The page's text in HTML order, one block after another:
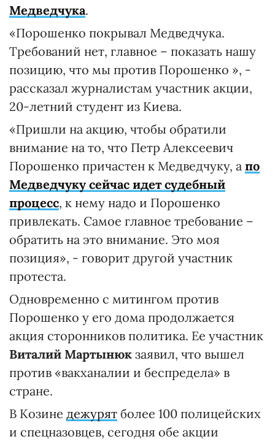
Медведчука.
«Порошенко покрывал Медведчука.
Требований нет, главное – показать нашу
позицию, что мы против Порошенко », -
рассказал журналистам участник акции,
20-летний студент из Киева.
«Пришли на акцию, чтобы обратили
внимание на то, что Петр Алексеевич
Порошенко причастен к Медведчуку, а по
Медведчуку сейчас идет судебный
процесс, к нему надо и Порошенко
привлекать. Самое главное требование –
обратить на это внимание. Это моя
позиция», - говорит другой участник
протеста.
Одновременно с митингом против
Порошенко у его дома продолжается
акция сторонников политика. Ее участник
Виталий Мартынюк заявил, что вышел
против «вакханалии и беспредела» в
стране.
В Козине дежурят более 100 полицейских
и спецназовцев, сегодня обе акции